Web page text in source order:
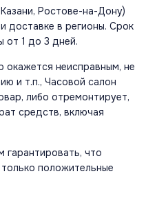
Ростове-на-Дону)
доставке в регионы. Срок
от 1 до 3 дней.
окажется неисправным, не
и т.п., Часовой салон
либо отремонтирует,
средств, включая
что
положительные